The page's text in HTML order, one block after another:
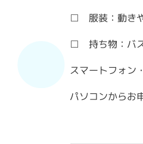
□ 服装：動き
□ 持ち物：バ
スマートフォン
パソコンからお